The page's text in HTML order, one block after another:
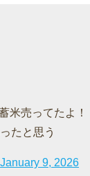
米売ってたよ！
たと思う
January 9, 2026